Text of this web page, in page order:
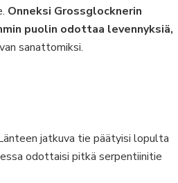
Onneksi Grossglocknerin
puolin odottaa levennyksiä,
sanattomiksi.
jatkuva tie päätyisi lopulta
odottaisi pitkä serpentiinitie